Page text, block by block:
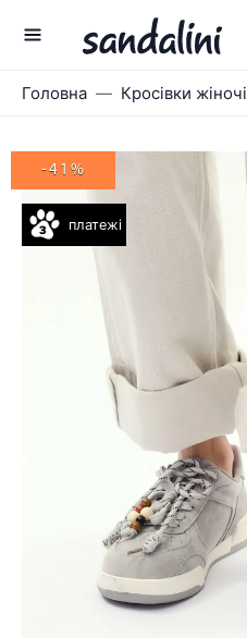
Головна Кросівки жіночі
платежі
-41%